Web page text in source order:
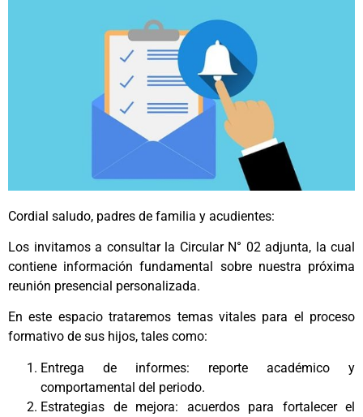
Cordial saludo, padres de familia y acudientes:
Los invitamos a consultar la Circular N° 02 adjunta, la cual
contiene información fundamental sobre nuestra próxima
reunión presencial personalizada.
En este espacio trataremos temas vitales para el proceso
formativo de sus hijos, tales como:
Entrega de informes: reporte académico y
comportamental del periodo.
Estrategias de mejora: acuerdos para fortalecer el